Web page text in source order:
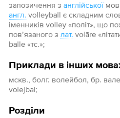
запозичення з англійської
англ. volleyball є складним
іменників volley «політ», що
пов’язаного з лат. volāre
balle «тс.»;
Приклади в інших
мскв., болг. волейбол, бр.
volejbal;
Розділи